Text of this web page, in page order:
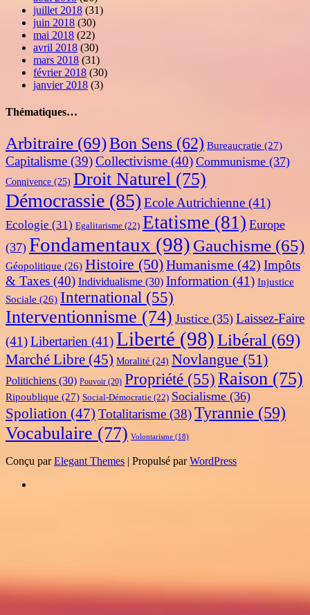
juillet 2018 (31)
juin 2018 (30)
mai 2018 (22)
avril 2018 (30)
mars 2018 (31)
février 2018 (30)
janvier 2018 (3)
Thématiques…
Arbitraire (69)Bon Sens (62) Bureaucratie (27)
Capitalisme (39)Collectivisme (40) Communisme (37)
Connivence (25) Droit Naturel (75)
Démocrassie (85) Ecole Autrichienne (41)
Ecologie (31) Egalitarisme (22) Etatisme (81) Europe
(37) Fondamentaux (98) Gauchisme (65)
Géopolitique (26) Histoire (50)Humanisme (42) Impôts
& Taxes (40) Individualisme (30) Information (41) Injustice
Sociale (26) International (55)
Interventionnisme (74) Justice (35) Laissez-Faire
(41)Libertarien (41)Liberté (98)Libéral (69)
Marché Libre (45) Moralité (24) Novlangue (51)
Politichiens (30) Pouvoir (20) Propriété (55) Raison (75)
Ripoublique (27) Social-Démocratie (22) Socialisme (36)
Spoliation (47) Totalitarisme (38)Tyrannie (59)
Vocabulaire (77) Volontarisme (18)
Conçu parElegant Themes | Propulsé parWordPress